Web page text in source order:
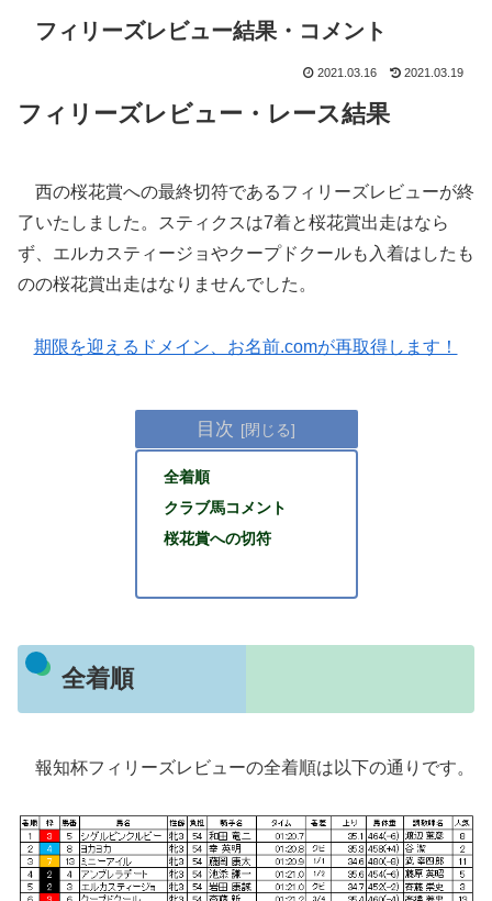
フィリーズレビュー結果・コメント
2021.03.16 2021.03.19
フィリーズレビュー・ レース結果
西の桜花賞への最終切符であるフィリーズレビューが終
了いたしました。スティクスは7着と桜花賞出走はなら
ず、エルカスティージョやクープドクールも入着はしたも
のの桜花賞出走はなりませんでした。
期限を迎えるドメイン、お名前.comが再取得します！
目次
全着順
クラブ馬コメント
桜花賞への切符
全着順
報知杯フィリーズレビューの全着順は以下の通りです。